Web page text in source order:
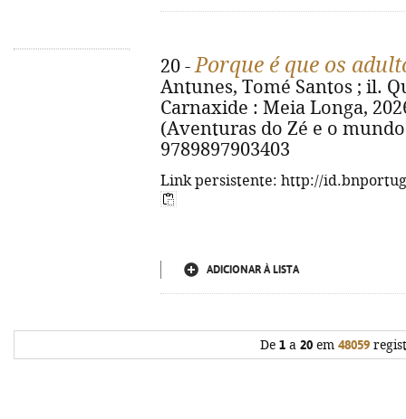
20 -Porque é que os
Antunes, Tomé Santos ; il.
Carnaxide : Meia Longa,
(Aventuras do Zé e o
9789897903403
Link persistente: http://
ADICIONAR À LISTA
De 1 a 20 em 48059